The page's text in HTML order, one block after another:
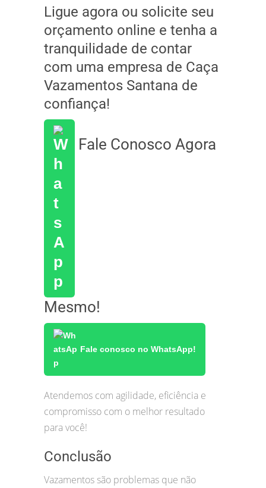
Ligue agora ou solicite seu
orçamento online e tenha a
tranquilidade de contar
com uma empresa de Caça
Vazamentos Santana de
confiança!
Fale Conosco Agora
Mesmo!
Fale conosco no WhatsApp!
Atendemos com agilidade, eficiência e
compromisso com o melhor resultado
para você!
Conclusão
Vazamentos são problemas que não